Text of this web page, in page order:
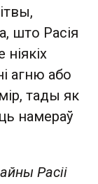
што Расія
ніякіх
агню або
тады як
намераў
Расіі